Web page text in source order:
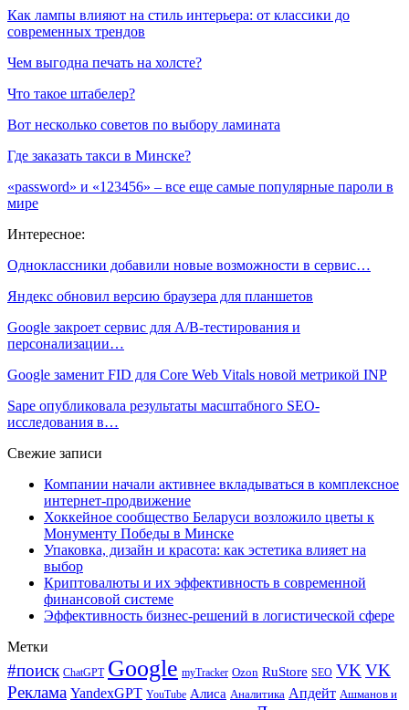
Как лампы влияют на стиль интерьера: от классики до
современных трендов
Чем выгодна печать на холсте?
Что такое штабелер?
Вот несколько советов по выбору ламината
Где заказать такси в Минске?
«password» и «123456» – все еще самые популярные пароли в
мире
Интересное:
Одноклассники добавили новые возможности в сервис…
Яндекс обновил версию браузера для планшетов
Google закроет сервис для A/B-тестирования и
персонализации…
Google заменит FID для Core Web Vitals новой метрикой INP
Sape опубликовала результаты масштабного SEO-
исследования в…
Свежие записи
Компании начали активнее вкладываться в комплексное
интернет-продвижение
Хоккейное сообщество Беларуси возложило цветы к
Монументу Победы в Минске
Упаковка, дизайн и красота: как эстетика влияет на
выбор
Криптовалюты и их эффективность в современной
финансовой системе
Эффективность бизнес-решений в логистической сфере
Метки
#поиск ChatGPT Google myTracker Ozon RuStore SEO VK VK
Реклама YandexGPT YouTube Алиса Аналитика Апдейт Ашманов и